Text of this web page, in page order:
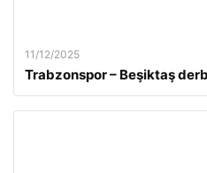
11/12/2025
Trabzonspor – Beşiktaş